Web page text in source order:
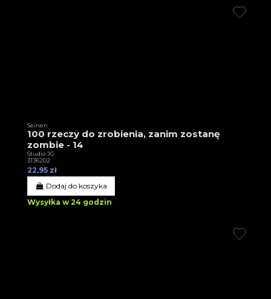
Seinen
100 rzeczy do zrobienia, zanim zostanę
zombie - 14
Studio JG
3T36202
22,95 zł
Dodaj do koszyka
Wysyłka w 24 godzin